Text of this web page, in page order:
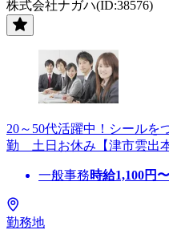
株式会社ナガハ(ID:38576)
20～50代活躍中！シール
勤 土日お休み【津市雲出本
一般事務時給1,100円〜
勤務地